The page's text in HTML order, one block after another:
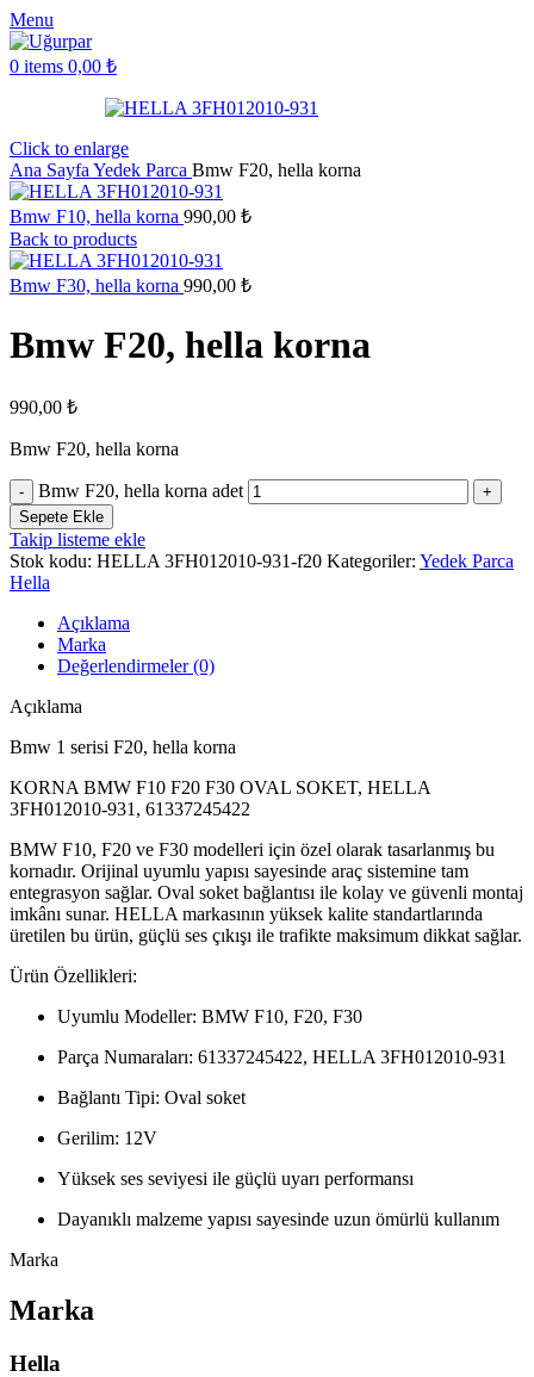
Menu
0 items 0,00 ₺
Click to enlarge
Ana Sayfa Yedek Parca Bmw F20, hella korna
Bmw F10, hella korna 990,00 ₺
Back to products
Bmw F30, hella korna 990,00 ₺
Bmw F20, hella korna
990,00 ₺
Bmw F20, hella korna
Bmw F20, hella korna adet
Sepete Ekle
Takip listeme ekle
Stok kodu: HELLA 3FH012010-931-f20 Kategoriler: Yedek Parca
Hella
Açıklama
Marka
Değerlendirmeler (0)
Açıklama
Bmw 1 serisi F20, hella korna
KORNA BMW F10 F20 F30 OVAL SOKET, HELLA
3FH012010-931, 61337245422
BMW F10, F20 ve F30 modelleri için özel olarak tasarlanmış bu
kornadır. Orijinal uyumlu yapısı sayesinde araç sistemine tam
entegrasyon sağlar. Oval soket bağlantısı ile kolay ve güvenli montaj
imkânı sunar. HELLA markasının yüksek kalite standartlarında
üretilen bu ürün, güçlü ses çıkışı ile trafikte maksimum dikkat sağlar.
Ürün Özellikleri:
Uyumlu Modeller: BMW F10, F20, F30
Parça Numaraları: 61337245422, HELLA 3FH012010-931
Bağlantı Tipi: Oval soket
Gerilim: 12V
Yüksek ses seviyesi ile güçlü uyarı performansı
Dayanıklı malzeme yapısı sayesinde uzun ömürlü kullanım
Marka
Marka
Hella